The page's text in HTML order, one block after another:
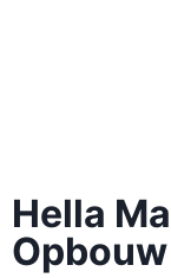
Hella